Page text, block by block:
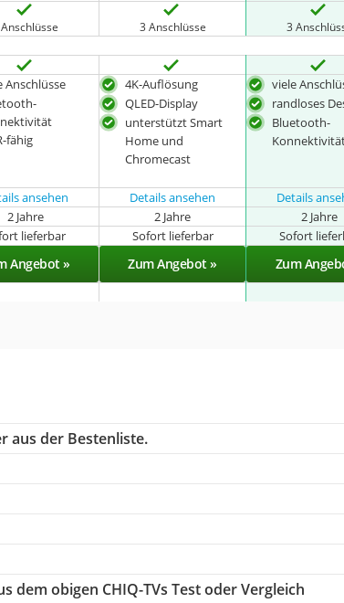
3 Anschlüsse 3
Anschlüsse
fähig
4K-Auflösung
QLED-Display
unterstützt Smart
Home und
Chromecast
viele
randloses
Bluetooth-
ansehen Details ansehen Details
2 Jahre 2 Jahre 2 Jahre
lieferbar Sofort lieferbar Sofort
Angebot » Zum Angebot » Zum
aus der Bestenliste.
dem obigen CHIQ-TVs Test oder Vergleich